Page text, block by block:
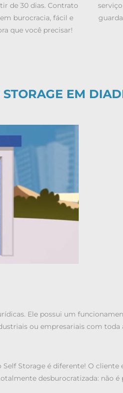
de 30 dias. Contrato
burocracia, fácil e
que você precisar!
EM
Ele possui um
ou empresariais com toda
Storage é diferente! O
desburocratizada: não